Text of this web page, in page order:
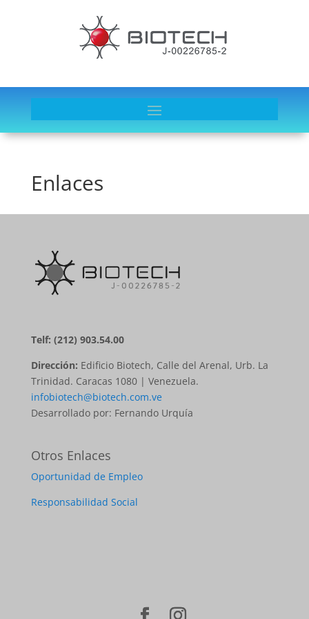
Enlaces
Telf: (212) 903.54.00
Dirección: Edificio Biotech, Calle del Arenal, Urb. La
Trinidad. Caracas 1080 | Venezuela.
infobiotech@biotech.com.ve
Desarrollado por: Fernando Urquía
Otros Enlaces
Oportunidad de Empleo
Responsabilidad Social